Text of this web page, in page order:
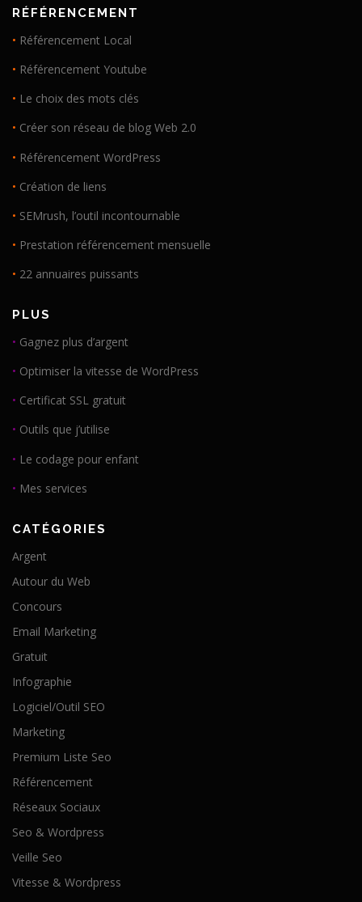
RÉFÉRENCEMENT
• Référencement Local
• Référencement Youtube
• Le choix des mots clés
• Créer son réseau de blog Web 2.0
• Référencement WordPress
• Création de liens
• SEMrush, l’outil incontournable
• Prestation référencement mensuelle
• 22 annuaires puissants
PLUS
• Gagnez plus d’argent
• Optimiser la vitesse de WordPress
• Certificat SSL gratuit
• Outils que j’utilise
• Le codage pour enfant
• Mes services
CATÉGORIES
Argent
Autour du Web
Concours
Email Marketing
Gratuit
Infographie
Logiciel/Outil SEO
Marketing
Premium Liste Seo
Référencement
Réseaux Sociaux
Seo & Wordpress
Veille Seo
Vitesse & Wordpress